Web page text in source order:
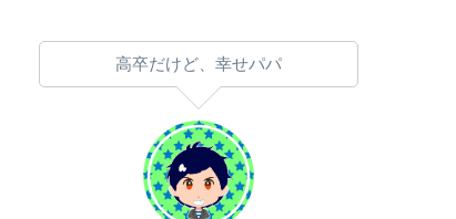
高卒だけど、幸せパパ